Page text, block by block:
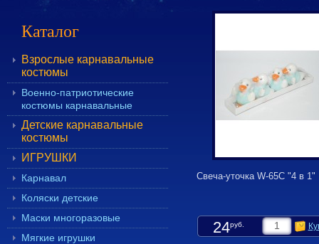
Каталог
Взрослые карнавальные
костюмы
Военно-патриотические
костюмы карнавальные
Детские карнавальные
костюмы
ИГРУШКИ
Карнавал
Коляски детские
Маски многоразовые
Мягкие игрушки
Свеча-уточка W-65C "4 в 1"
24руб.